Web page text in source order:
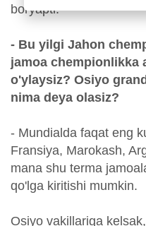
boryapti.
- Bu yilgi Jahon
jamoa chempionlikka
o'ylaysiz? Osiyo
nima deya olasiz?
- Mundialda faqat eng
Fransiya, Marokash,
mana shu terma
qo'lga kiritishi mumkin.
Osiyo vakillariga